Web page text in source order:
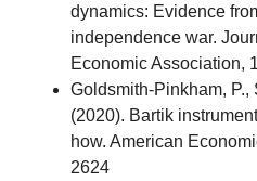
dynamics: Evidence
independence war.
Economic Association,
Goldsmith-Pinkham, P.,
(2020). Bartik
how. American
2624